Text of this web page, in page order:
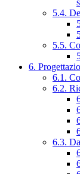
5.4.
5.5.
6.
6.1.
6.2.
6.3.